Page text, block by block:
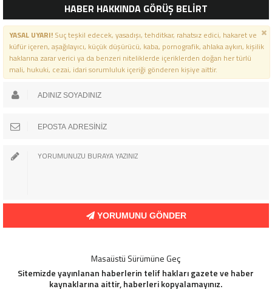
HABER HAKKINDA GÖRÜŞ BELİRT
YASAL UYARI!Suç teşkil edecek, yasadışı, tehditkar, rahatsız edici, hakaret ve
küfür içeren, aşağılayıcı, küçük düşürücü, kaba, pornografik, ahlaka aykırı, kişilik
haklarına zarar verici ya da benzeri niteliklerde içeriklerden doğan her türlü
mali, hukuki, cezai, idari sorumluluk içeriği gönderen kişiye aittir.
YORUMUNU GÖNDER
Masaüstü Sürümüne Geç
Sitemizde yayınlanan haberlerin telif hakları gazete ve haber
kaynaklarına aittir, haberleri kopyalamayınız.